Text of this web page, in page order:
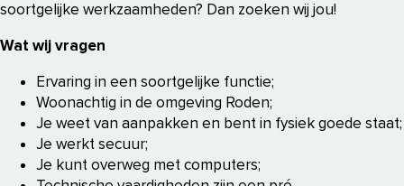
soortgelijke werkzaamheden? Dan zoeken wij jou!
Wat wij vragen
Ervaring in een soortgelijke functie;
Woonachtig in de omgeving Roden;
Je weet van aanpakken en bent in fysiek goede staat;
Je werkt secuur;
Je kunt overweg met computers;